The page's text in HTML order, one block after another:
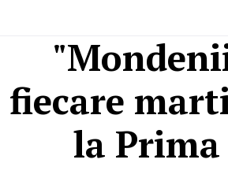
fiecare
la